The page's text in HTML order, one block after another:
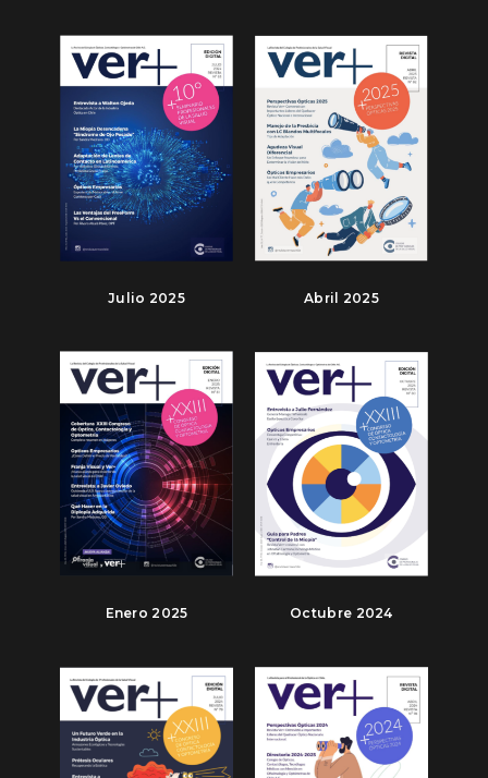
Julio 2025 Abril 2025
Enero 2025 Octubre 2024